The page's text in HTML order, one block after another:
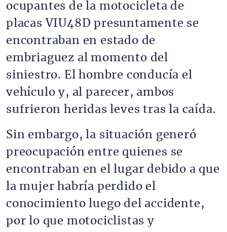
ocupantes de la motocicleta de
placas VIU48D presuntamente se
encontraban en estado de
embriaguez al momento del
siniestro. El hombre conducía el
vehículo y, al parecer, ambos
sufrieron heridas leves tras la caída.
Sin embargo, la situación generó
preocupación entre quienes se
encontraban en el lugar debido a que
la mujer habría perdido el
conocimiento luego del accidente,
por lo que motociclistas y